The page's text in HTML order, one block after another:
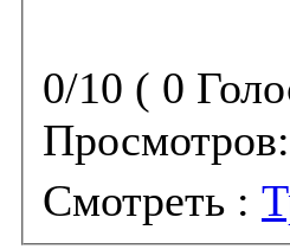
0/10 ( 0
Просмотров:
Смотреть :